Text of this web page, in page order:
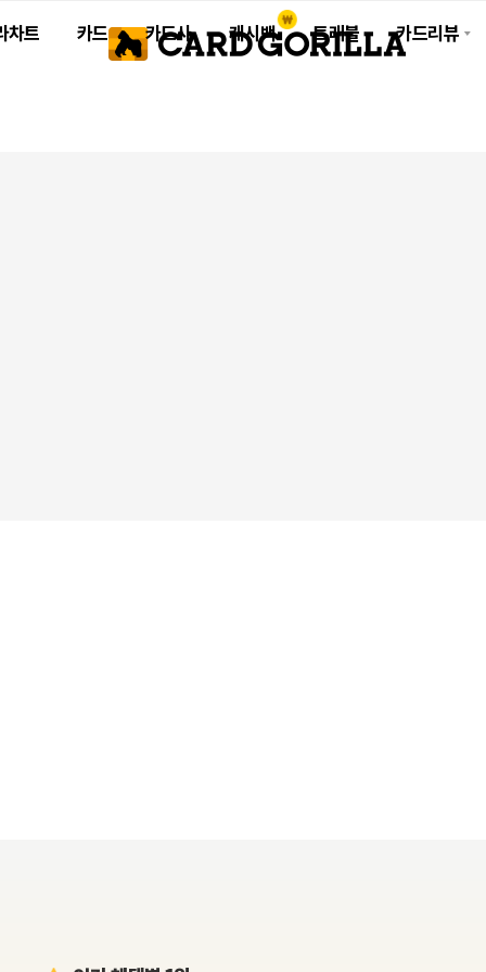
차트 카드 카드사 캐시백 트래블 카드리뷰